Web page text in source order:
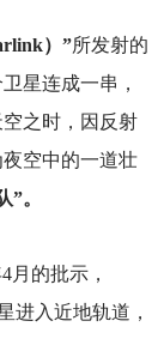
）”所发射的
星连成一串，
之时，因反射
空中的一道壮
”。
月的批示，
进入近地轨道，